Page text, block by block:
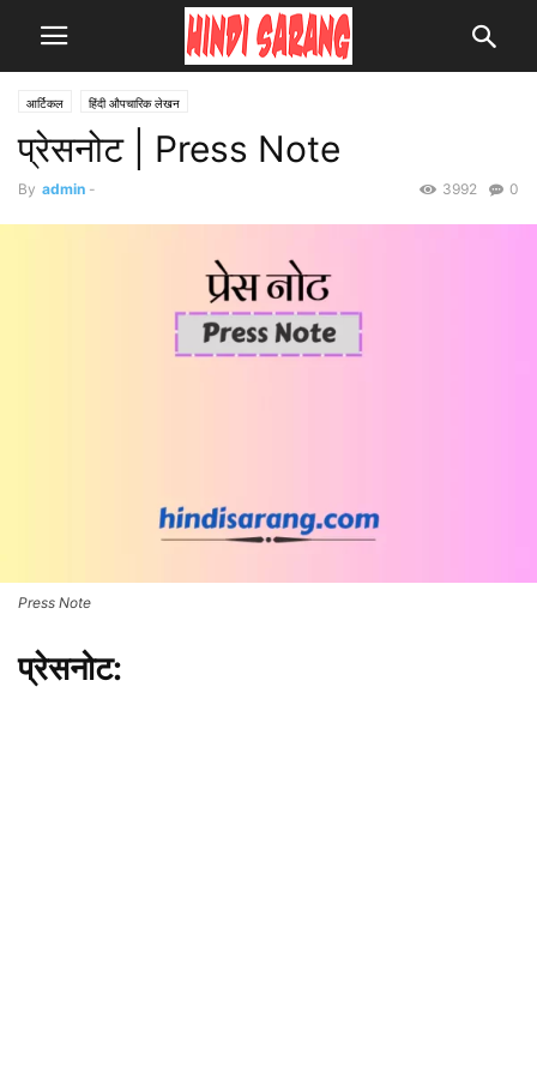
आर्टिकल हिंदी औपचारिक लेखन
प्रेसनोट | Press Note
By admin - 0
3992
Press Note
प्रेसनोट: